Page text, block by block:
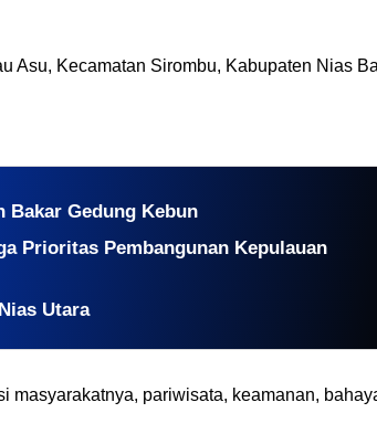
Asu, Kecamatan Sirombu, Kabupaten Nias
Bakar Gedung Kebun
Prioritas Pembangunan Kepulauan
Utara
masyarakatnya, pariwisata, keamanan,